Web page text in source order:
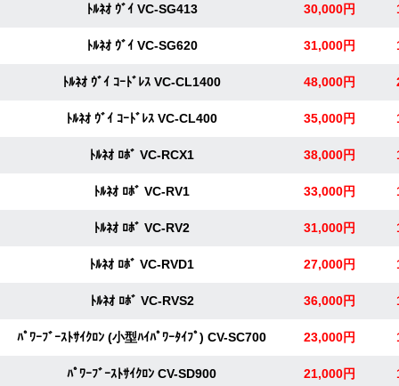
ﾄﾙﾈｵ ｳﾞｲ VC-SG413 30,000円
ﾄﾙﾈｵ ｳﾞｲ VC-SG620 31,000円
ﾄﾙﾈｵ ｳﾞｲ ｺｰﾄﾞﾚｽ VC-CL1400 48,000円
ﾄﾙﾈｵ ｳﾞｲ ｺｰﾄﾞﾚｽ VC-CL400 35,000円
ﾄﾙﾈｵ ﾛﾎﾞ VC-RCX1 38,000円
ﾄﾙﾈｵ ﾛﾎﾞ VC-RV1 33,000円
ﾄﾙﾈｵ ﾛﾎﾞ VC-RV2 31,000円
ﾄﾙﾈｵ ﾛﾎﾞ VC-RVD1 27,000円
ﾄﾙﾈｵ ﾛﾎﾞ VC-RVS2 36,000円
ﾊﾟﾜｰﾌﾞｰｽﾄｻｲｸﾛﾝ (小型ﾊｲﾊﾟﾜｰﾀｲﾌﾟ) CV-SC700 23,000円
ﾊﾟﾜｰﾌﾞｰｽﾄｻｲｸﾛﾝ CV-SD900 21,000円